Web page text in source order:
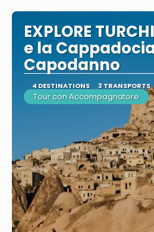
EXPLORE
e la
Capodanno
4 DESTINATIONS 3 TRANSPORTS
Tour con Accompagnatore